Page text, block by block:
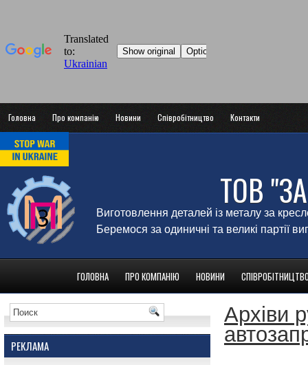
Головна Про компанію Новини Співробітництво Контакти
ТОВ
Виготовлення деталей із металу за
Беремося за одиничні та великі партії
ГОЛОВНА ПРО КОМПАНІЮ НОВИНИ
РЕКЛАМА
Архіви